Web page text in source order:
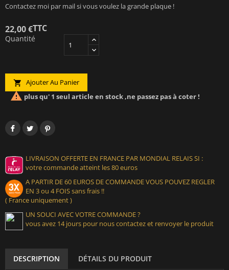
Contactez moi par mail si vous voulez la grande plaque !
22,00 €TTC
Quantité
 Ajouter Au Panier
 plus qu' 1 seul article en stock ,ne passez pas à coter !
LIVRAISON OFFERTE EN FRANCE PAR MONDIAL RELAIS SI :
votre commande atteint les 80 euros
A PARTIR DE 60 EUROS DE COMMANDE VOUS POUVEZ REGLER
EN 3 ou 4 FOIS sans frais !!
( France uniquement )
UN SOUCI AVEC VOTRE COMMANDE ?
vous avez 14 jours pour nous contactez et renvoyer le produit
DESCRIPTION DÉTAILS DU PRODUIT